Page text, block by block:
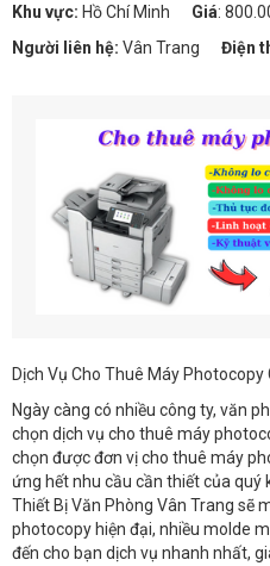
Khu vực: Hồ Chí Minh Giá:
Người liên hệ: Vân Trang Điện
Dịch Vụ Cho Thuê Máy Photocopy
Ngày càng có nhiều công ty, văn
chọn dịch vụ cho thuê máy
chọn được đơn vị cho thuê máy
ứng hết nhu cầu cần thiết của quý
Thiết Bị Văn Phòng Vân Trang sẽ
photocopy hiện đại, nhiều molde
đến cho bạn dịch vụ nhanh nhất,